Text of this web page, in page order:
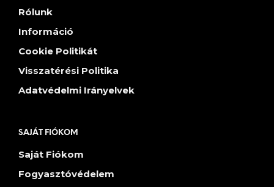
Rólunk
Információ
Cookie Politikát
Visszatérési Politika
Adatvédelmi Irányelvek
SAJÁT FIÓKOM
Saját Fiókom
Fogyasztóvédelem